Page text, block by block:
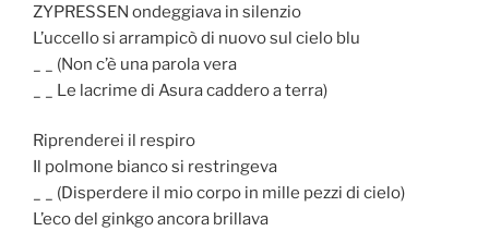
ZYPRESSEN ondeggiava in silenzio
L’uccello si arrampicò di nuovo sul cielo blu
_ _ (Non c’è una parola vera
_ _ Le lacrime di Asura caddero a terra)
Riprenderei il respiro
Il polmone bianco si restringeva
_ _ (Disperdere il mio corpo in mille pezzi di cielo)
L’eco del ginkgo ancora brillava